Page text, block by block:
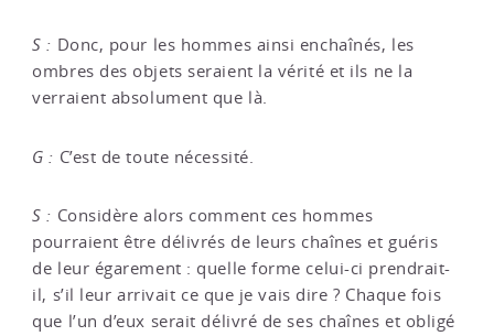
S : Donc, pour les hommes ainsi enchaînés, les
ombres des objets seraient la vérité et ils ne la
verraient absolument que là.
G : C’est de toute nécessité.
S : Considère alors comment ces hommes
pourraient être délivrés de leurs chaînes et guéris
de leur égarement : quelle forme celui-ci prendrait-
il, s’il leur arrivait ce que je vais dire ? Chaque fois
que l’un d’eux serait délivré de ses chaînes et obligé